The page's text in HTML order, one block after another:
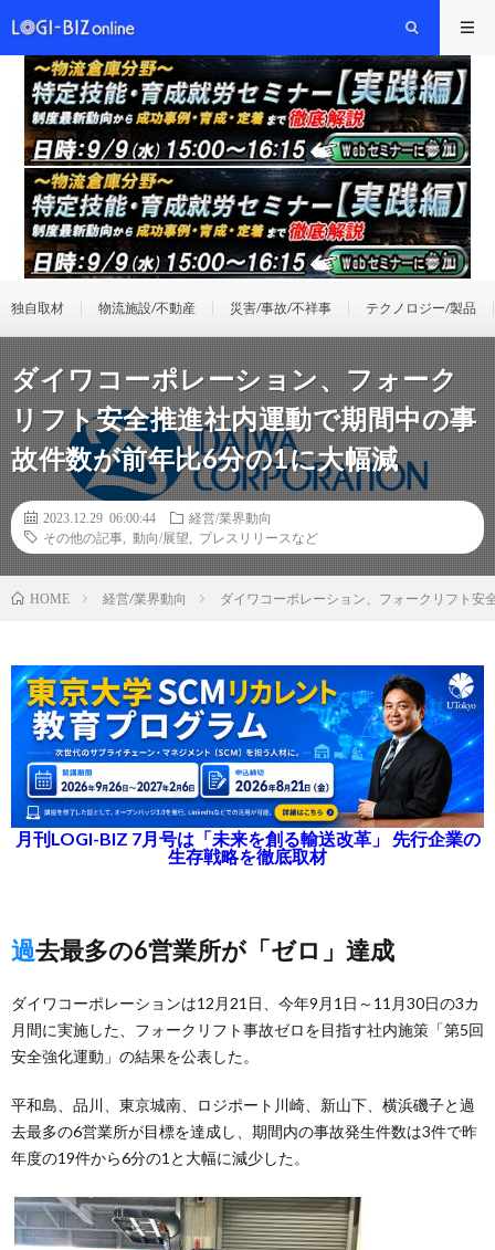
独自取材 物流施設/不動産 災害/事故/不祥事 テクノロジー/製品
ダイワコーポレーション、フォーク
リフト安全推進社内運動で期間中の事
故件数が前年比6分の1に大幅減
2023.12.29 06:00:44
経営/業界動向
その他の記事
動向/展望 プレスリリースなど
HOME 経営/業界動向 ダイワコーポレーション、フォークリフト安
月刊LOGI-BIZ 7月号は「未来を創る輸送改革」 先行企業の
生存戦略を徹底取材
過去最多の6営業所が「ゼロ」達成
ダイワコーポレーションは12月21日、今年9月1日～11月30日の3カ
月間に実施した、フォークリフト事故ゼロを目指す社内施策「第5回
安全強化運動」の結果を公表した。
平和島、品川、東京城南、ロジポート川崎、新山下、横浜磯子と過
去最多の6営業所が目標を達成し、期間内の事故発生件数は3件で昨
年度の19件から6分の1と大幅に減少した。